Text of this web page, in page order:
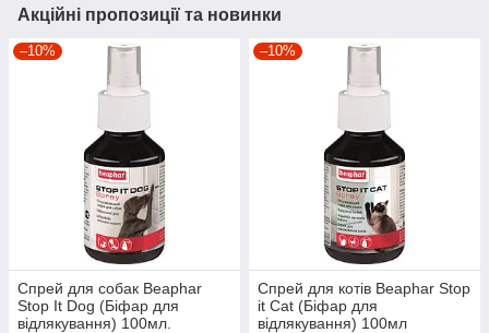
Акційні пропозиції та новинки
–10%
Спрей для собак Beaphar
Stop It Dog (Біфар для
відлякування) 100мл.
–10%
Спрей для котів Beaphar Stop
it Cat (Біфар для
відлякування) 100мл